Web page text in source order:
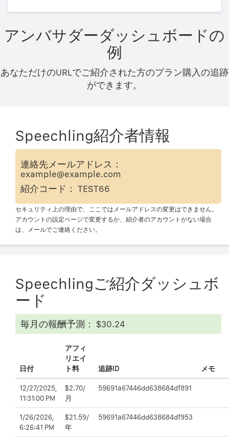
アンバサダーダッシュボードの
例
あなただけのURLでご紹介された方のプラン購入の追跡
ができます。
Speechling紹介者情報
連絡先メールアドレス：
example@example.com
紹介コード： TEST66
セキュリティ上の理由で、ここではメールアドレスの変更はできません。
アカウントの設定ページで変更するか、紹介者のアカウントがない場合
は、メールでご連絡ください。
Speechlingご紹介ダッシュボ
ード
毎月の報酬予測： $30.24
日付
アフィ
リエイ
ト料
追跡ID メモ
12/27/2025,
11:31:00 PM
$2.70/
月
59691a67446dd638684df891
1/26/2026,
6:26:41 PM
$21.59/
年
59691a67446dd638684df953